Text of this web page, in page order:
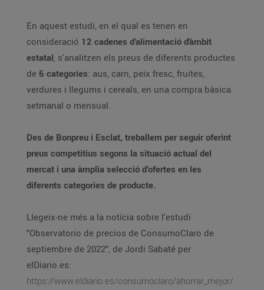
En aquest estudi, en el qual es tenen en
consideració 12 cadenes d’alimentació d'àmbit
estatal, s'analitzen els preus de diferents productes
de 6 categories: aus, carn, peix fresc, fruites,
verdures i llegums i cereals, en una compra bàsica
setmanal o mensual.
Des de Bonpreu i Esclat, treballem per seguir oferint
preus competitius segons la situació actual del
mercat i una àmplia selecció d’ofertes en les
diferents categories de producte.
Llegeix-ne més a la notícia sobre l'estudi
"Observatorio de precios de ConsumoClaro de
septiembre de 2022", de Jordi Sabaté per
elDiario.es:
https://www.eldiario.es/consumoclaro/ahorrar_mejor/